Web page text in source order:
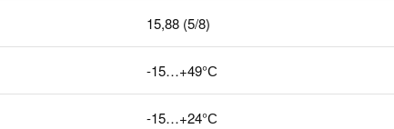
15,88 (5/8)
-15…+49°С
-15…+24°С